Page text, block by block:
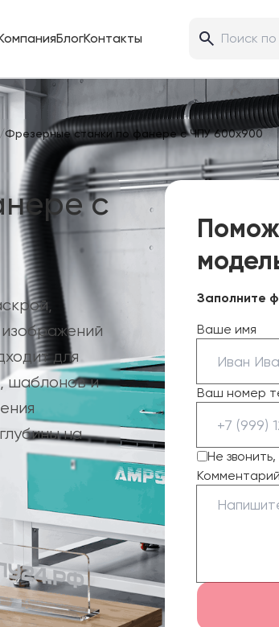
БлогКонтакты
/Фрезерные станки по фанере с ЧПУ 600х900
с
для
шаблонов и
на
Заполните
Ваше имя
Ваш номер
Не
Комментарий